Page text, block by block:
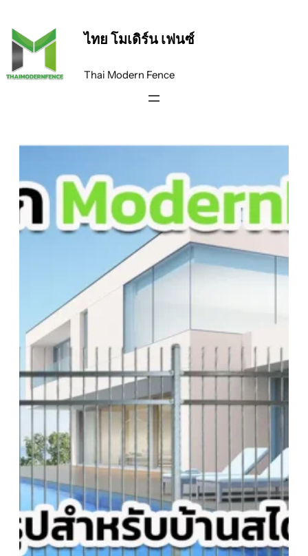
ไป
ยัง
เนื้อหา
ไทย โมเดิร์น เฟนซ์
Thai Modern Fence